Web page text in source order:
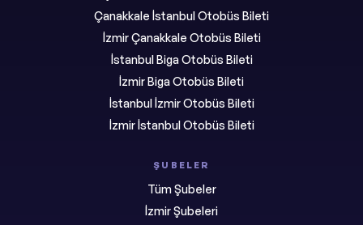
Çanakkale İstanbul Otobüs Bileti
İzmir Çanakkale Otobüs Bileti
İstanbul Biga Otobüs Bileti
İzmir Biga Otobüs Bileti
İstanbul İzmir Otobüs Bileti
İzmir İstanbul Otobüs Bileti
ŞUBELER
Tüm Şubeler
İzmir Şubeleri